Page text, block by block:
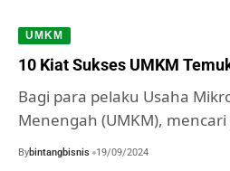
UMKM
10 Kiat Sukses UMKM
Bagi para pelaku Usaha
Menengah (UMKM),
Bybintangbisnis 19/09/2024